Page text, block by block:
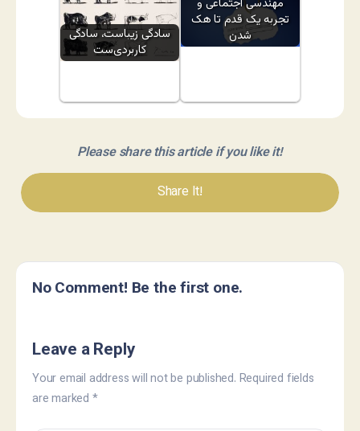
سادگی زیباست، سادگی
کاربردی‌ست
تجربه یک قدم تا هک
شدن
Please share this article if you like it!
Share It!
No Comment! Be the first one.
Leave a Reply
Your email address will not be published. Required fields
are marked *